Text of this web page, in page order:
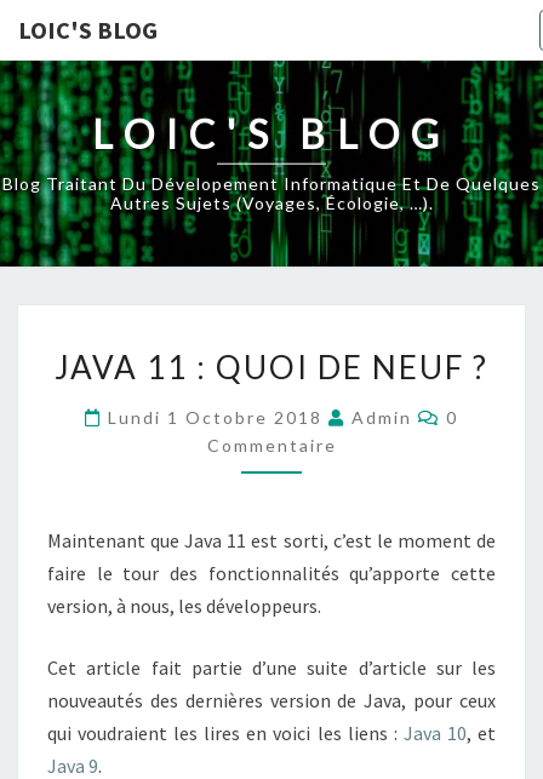
LOIC'S BLOG
LOIC'S BLOG
Blog Traitant Du Dévelopement Informatique Et De Quelques
Autres Sujets (voyages, Écologie, …).
11
QUOI
DE
?
JAVA 11 : QUOI DE NEUF ?
Lundi 1 Octobre 2018 Admin
0
Commentaire
Maintenant que Java 11 est sorti, c’est le moment de
faire le tour des fonctionnalités qu’apporte cette
version, à nous, les développeurs.
Cet article fait partie d’une suite d’article sur les
nouveautés des dernières version de Java, pour ceux
qui voudraient les lires en voici les liens : Java 10, et
Java 9.